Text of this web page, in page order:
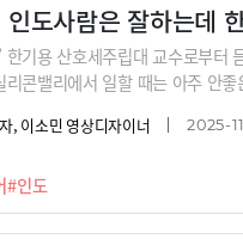
도사람은 잘하는데
#인도
한기용 산호세주립대 교수로부터
콘밸리에서 일할 때는 아주 안
향적인 사람이 되자는 겁니다.
걸 다할게’가 아니라 위임을 할
거죠.”
, 이소민 영상디자이너 2025-